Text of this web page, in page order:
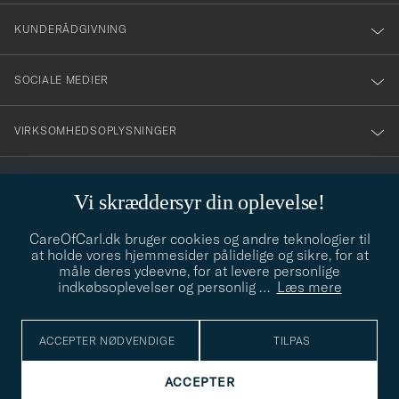
Vi skræddersyr din oplevelse!
CareOfCarl.dk bruger cookies og andre teknologier til
at holde vores hjemmesider pålidelige og sikre, for at
måle deres ydeevne, for at levere personlige
indkøbsoplevelser og personlig … Læs mere
ACCEPTER NØDVENDIGE TILPAS
ACCEPTER
nyhetsbrev!
KUNDERÅDGIVNING
SOCIALE MEDIER
VIRKSOMHEDSOPLYSNINGER
info@careofcarl.dk
Behøver du hjælp til at finde din stil? Lad os hjælpe dig, vi hjælper
gerne til!
STILRÅD